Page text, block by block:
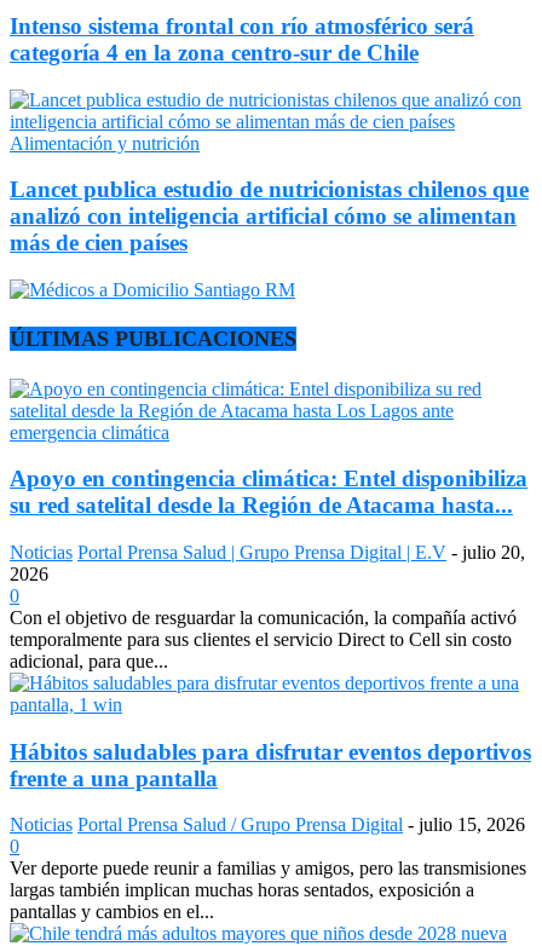
Intenso sistema frontal con río atmosférico será
categoría 4 en la zona centro-sur de Chile
Alimentación y nutrición
Lancet publica estudio de nutricionistas chilenos que
analizó con inteligencia artificial cómo se alimentan
más de cien países
ÚLTIMAS PUBLICACIONES
Apoyo en contingencia climática: Entel disponibiliza
su red satelital desde la Región de Atacama hasta...
Noticias Portal Prensa Salud | Grupo Prensa Digital | E.V - julio 20,
2026
0
Con el objetivo de resguardar la comunicación, la compañía activó
temporalmente para sus clientes el servicio Direct to Cell sin costo
adicional, para que...
Hábitos saludables para disfrutar eventos deportivos
frente a una pantalla
Noticias Portal Prensa Salud / Grupo Prensa Digital - julio 15, 2026
0
Ver deporte puede reunir a familias y amigos, pero las transmisiones
largas también implican muchas horas sentados, exposición a
pantallas y cambios en el...